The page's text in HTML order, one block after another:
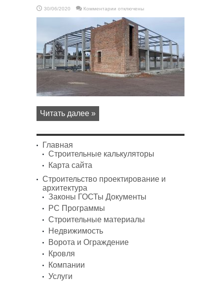
30/06/2020 Комментарии
??
Монолітне
будівництво.
Технологія
та
переваги
отключены
Читать далее »
Главная
Строительные калькуляторы
Карта сайта
Строительство проектирование и
архитектура
Законы ГОСТы Документы
PC Программы
Строительные материалы
Недвижимость
Ворота и Ограждение
Кровля
Компании
Услуги